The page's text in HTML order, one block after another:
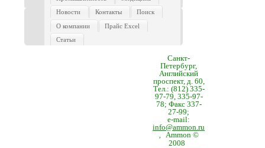
Новости
Контакты
Поиск
О компании
Прайс Excel
Статьи
Санкт-
Петербург,
Английский
проспект, д. 60,
Тел.: (812) 335-
97-79, 335-97-
78; Факс 337-
27-99;
e-mail:
info@ammon.ru
Ammon ©
2008